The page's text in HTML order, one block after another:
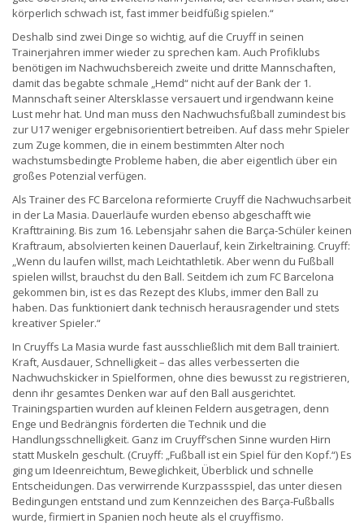
körperlich schwach ist, fast immer beidfüßig spielen.“
Deshalb sind zwei Dinge so wichtig, auf die Cruyff in seinen
Trainerjahren immer wieder zu sprechen kam. Auch Profiklubs
benötigen im Nachwuchsbereich zweite und dritte Mannschaften,
damit das begabte schmale „Hemd“ nicht auf der Bank der 1.
Mannschaft seiner Altersklasse versauert und irgendwann keine
Lust mehr hat. Und man muss den Nachwuchsfußball zumindest bis
zur U17 weniger ergebnisorientiert betreiben. Auf dass mehr Spieler
zum Zuge kommen, die in einem bestimmten Alter noch
wachstumsbedingte Probleme haben, die aber eigentlich über ein
großes Potenzial verfügen.
Als Trainer des FC Barcelona reformierte Cruyff die Nachwuchsarbeit
in der La Masia. Dauerläufe wurden ebenso abgeschafft wie
Krafttraining. Bis zum 16. Lebensjahr sahen die Barça-Schüler keinen
Kraftraum, absolvierten keinen Dauerlauf, kein Zirkeltraining. Cruyff:
„Wenn du laufen willst, mach Leichtathletik. Aber wenn du Fußball
spielen willst, brauchst du den Ball. Seitdem ich zum FC Barcelona
gekommen bin, ist es das Rezept des Klubs, immer den Ball zu
haben. Das funktioniert dank technisch herausragender und stets
kreativer Spieler.“
In Cruyffs La Masia wurde fast ausschließlich mit dem Ball trainiert.
Kraft, Ausdauer, Schnelligkeit – das alles verbesserten die
Nachwuchskicker in Spielformen, ohne dies bewusst zu registrieren,
denn ihr gesamtes Denken war auf den Ball ausgerichtet.
Trainingspartien wurden auf kleinen Feldern ausgetragen, denn
Enge und Bedrängnis förderten die Technik und die
Handlungsschnelligkeit. Ganz im Cruyff’schen Sinne wurden Hirn
statt Muskeln geschult. (Cruyff: „Fußball ist ein Spiel für den Kopf.“) Es
ging um Ideenreichtum, Beweglichkeit, Überblick und schnelle
Entscheidungen. Das verwirrende Kurzpassspiel, das unter diesen
Bedingungen entstand und zum Kennzeichen des Barça-Fußballs
wurde, firmiert in Spanien noch heute als el cruyffismo.